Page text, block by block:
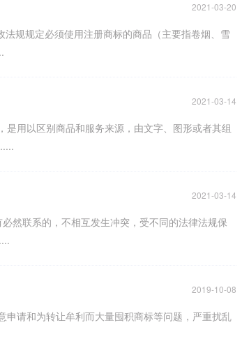
2021-03-20
规规定必须使用注册商标的商品（主要指卷烟、雪
2021-03-14
用以区别商品和服务来源，由文字、图形或者其组
2021-03-14
然联系的，不相互发生冲突，受不同的法律法规保
2019-10-08
请和为转让牟利而大量囤积商标等问题，严重扰乱